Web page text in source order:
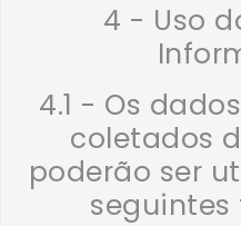
4 - Uso
4.1 - Os
coletados
poderão ser